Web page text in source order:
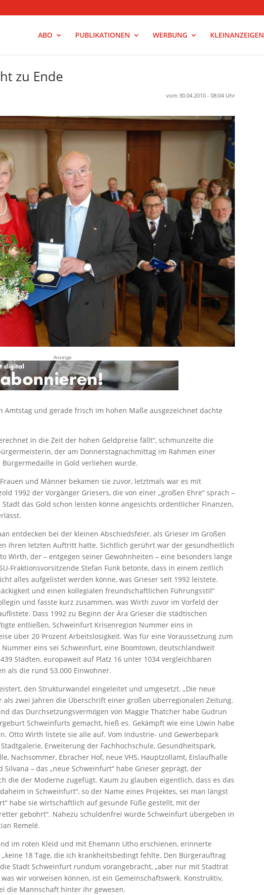
ABO PUBLIKATIONEN WERBUNG KLEINANZEIGEN
zu Ende
vom 30.04.2010 - 08:04 Uhr
Anzeige
Amtstag und gerade frisch im hohen Maße ausgezeichnet dachte
in die Zeit der hohen Geldpreise fällt“, schmunzelte die
der am Donnerstagnachmittag im Rahmen einer
in Gold verliehen wurde.
und Männer bekamen sie zuvor, letztmals war es mit
1992 der Vorgänger Griesers, die von einer „großen Ehre“ sprach –
das Gold schon leisten könne angesichts ordentlicher Finanzen,
entdecken bei der kleinen Abschiedsfeier, als Grieser im Großen
ihren letzten Auftritt hatte. Sichtlich gerührt war der gesundheitlich
Wirth, der – entgegen seiner Gewohnheiten – eine besonders lange
Fraktionsvorsitzende Stefan Funk betonte, dass in einem zeitlich
alles aufgelistet werden könne, was Grieser seit 1992 leistete.
und einen kollegialen freundschaftlichen Führungsstil“
und fasste kurz zusammen, was Wirth zuvor im Vorfeld der
Dass 1992 zu Beginn der Ära Grieser die städtischen
entließen, Schweinfurt Krisenregion Nummer eins in
über 20 Prozent Arbeitslosigkeit. Was für eine Voraussetzung zum
eins sei Schweinfurt, eine Boomtown, deutschlandweit
Städten, europaweit auf Platz 16 unter 1034 vergleichbaren
als die rund 53.000 Einwohner.
den Strukturwandel eingeleitet und umgesetzt. „Die neue
als zwei Jahren die Überschrift einer großen überregionalen Zeitung.
das Durchsetzungsvermögen von Maggie Thatcher habe Gudrun
Schweinfurts gemacht, hieß es. Gekämpft wie eine Löwin habe
Otto Wirth listete sie alle auf. Vom Industrie- und Gewerbepark
Erweiterung der Fachhochschule, Gesundheitspark,
Nachsommer, Ebracher Hof, neue VHS, Hauptzollamt, Eislaufhalle
– das „neue Schweinfurt“ habe Grieser geprägt, der
die der Moderne zugefügt. Kaum zu glauben eigentlich, dass es das
in Schweinfurt“, so der Name eines Projektes, sei man längst
habe sie wirtschaftlich auf gesunde Füße gestellt, mit der
gebohrt“. Nahezu schuldenfrei würde Schweinfurt übergeben in
Remelé.
im roten Kleid und mit Ehemann Utho erschienen, erinnerte
18 Tage, die ich krankheitsbedingt fehlte. Den Bürgerauftrag
Stadt Schweinfurt rundum vorangebracht, „aber nur mit Stadtrat
wir vorweisen können, ist ein Gemeinschaftswerk. Konstruktiv,
die Mannschaft hinter ihr gewesen.